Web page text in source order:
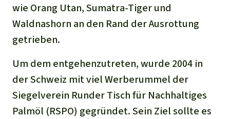
Landraub
Staudämme
Straßen
Indonesia
Lateinamerika
wie Orang Utan, Sumatra-Tiger und
Waldnashorn an den Rand der Ausrottung
getrieben.
Um dem entgehenzutreten, wurde 2004 in
der Schweiz mit viel Werberummel der
Siegelverein RunderTisch für Nachhaltiges
Palmöl (RSPO) gegründet. Sein Ziel sollte es